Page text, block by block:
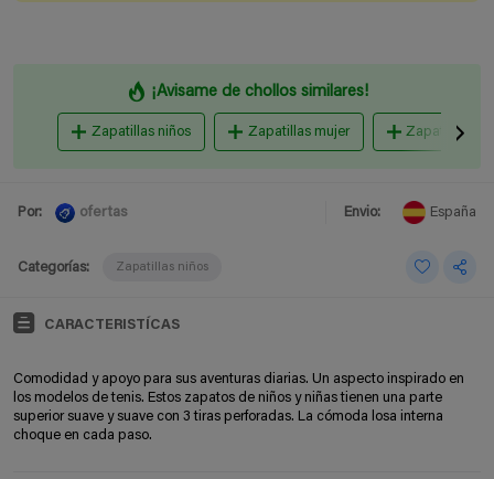
¡Avisame de chollos similares!
Zapatillas niños Zapatillas mujer Zapatillas
Por: ofertas Envio: España
Categorías: Zapatillas niños
CARACTERISTÍCAS
Comodidad y apoyo para sus aventuras diarias. Un aspecto inspirado en
los modelos de tenis. Estos zapatos de niños y niñas tienen una parte
superior suave y suave con 3 tiras perforadas. La cómoda losa interna
choque en cada paso.